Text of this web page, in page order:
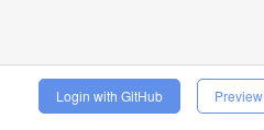
Preview
Login with GitHub